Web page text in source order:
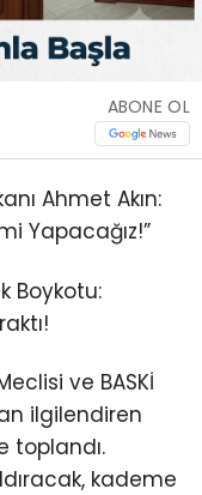
ABONE OL
Ahmet Akın:
Yapacağız!”
Boykotu:
ve BASKİ
ilgilendiren
toplandı.
kademe